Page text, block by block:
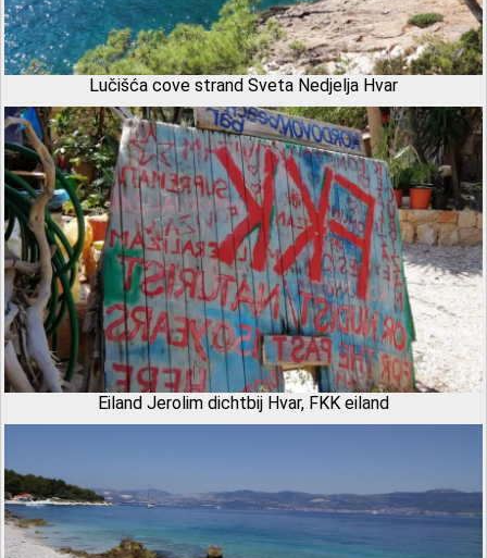
Lučišća cove strand Sveta Nedjelja Hvar
Eiland Jerolim dichtbij Hvar, FKK eiland